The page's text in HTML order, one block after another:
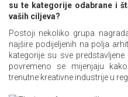
su te kategorije odabrane i
vaših ciljeva?
Postoji nekoliko grupa
najšire podijeljenih na polja
kategorije su sve
povremeno se mijenjaju
trenutne kreativne industrije u